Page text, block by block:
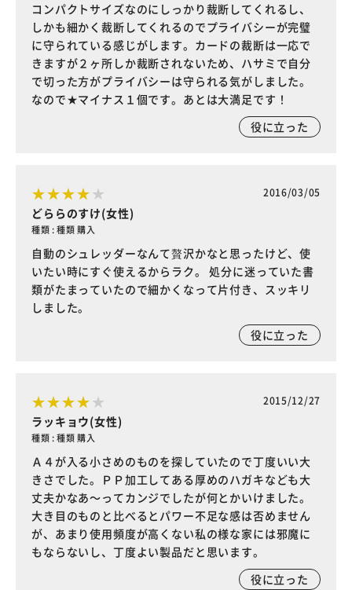
コンパクトサイズなのにしっかり裁断してくれるし、
しかも細かく裁断してくれるのでプライバシーが完璧
に守られている感じがします。カードの裁断は一応で
きますが２ヶ所しか裁断されないため、ハサミで自分
で切った方がプライバシーは守られる気がしました。
なので★マイナス１個です。あとは大満足です！
役に立った
2016/03/05
どららのすけ(女性)
種類 : 種類 購入
自動のシュレッダーなんて贅沢かなと思ったけど、使
いたい時にすぐ使えるからラク。 処分に迷っていた書
類がたまっていたので細かくなって片付き、スッキリ
しました。
役に立った
2015/12/27
ラッキョウ(女性)
種類 : 種類 購入
Ａ４が入る小さめのものを探していたので丁度いい大
きさでした。ＰＰ加工してある厚めのハガキなども大
丈夫かなあ～ってカンジでしたが何とかいけました。
大き目のものと比べるとパワー不足な感は否めません
が、あまり使用頻度が高くない私の様な家には邪魔に
もならないし、丁度よい製品だと思います。
役に立った